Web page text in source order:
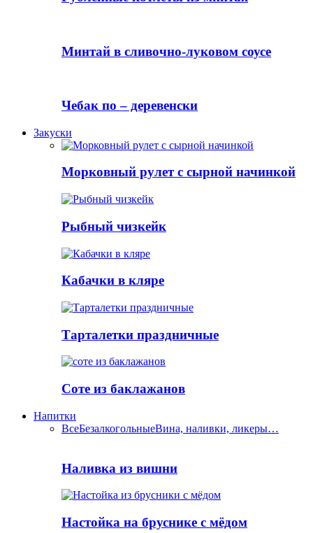
Минтай в сливочно-луковом соусе
Чебак по – деревенски
Закуски
Морковный рулет с сырной начинкой
Рыбный чизкейк
Кабачки в кляре
Тарталетки праздничные
Соте из баклажанов
Напитки
ВсеБезалкогольныеВина, наливки, ликеры…
Наливка из вишни
Настойка на бруснике с мёдом